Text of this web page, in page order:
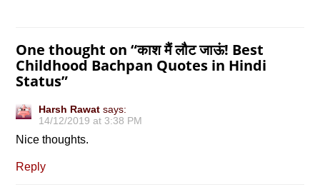
One thought on “काश मैं लौट जाऊं! Best
Childhood Bachpan Quotes in Hindi
Status”
Harsh Rawat says:
14/12/2019 at 3:38 PM
Nice thoughts.
Reply